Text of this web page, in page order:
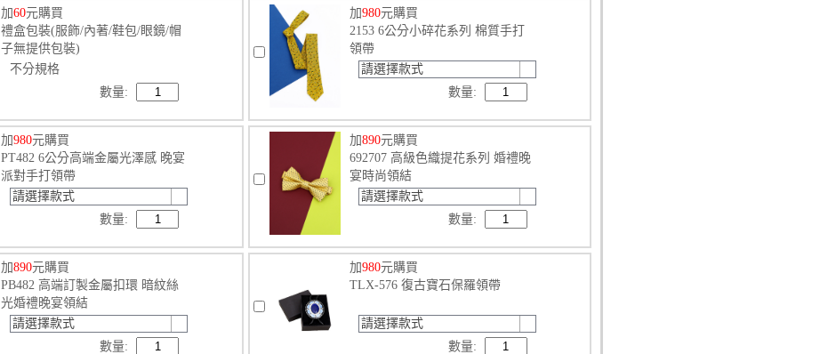
加60元購買
禮盒包裝(服飾/內著/鞋包/眼鏡/帽
子無提供包裝)
不分規格
數量:
加980元購買
2153 6公分小碎花系列 棉質手打
領帶
請選擇款式
數量:
加980元購買
PT482 6公分高端金屬光澤感 晚宴
派對手打領帶
請選擇款式
數量:
加890元購買
692707 高級色織提花系列 婚禮晚
宴時尚領結
請選擇款式
數量:
加890元購買
PB482 高端訂製金屬扣環 暗紋絲
光婚禮晚宴領結
請選擇款式
數量:
加980元購買
TLX-576 復古寶石保羅領帶
請選擇款式
數量: